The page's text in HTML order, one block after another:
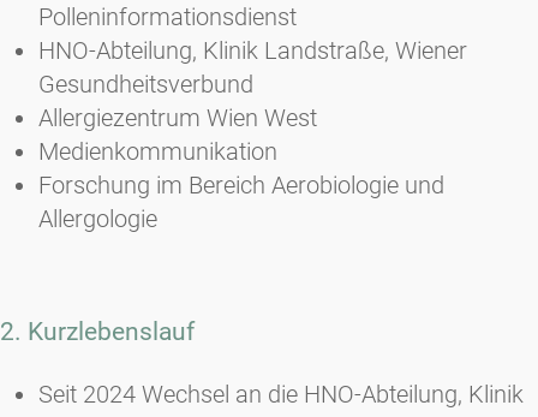
Polleninformationsdienst
HNO-Abteilung, Klinik Landstraße, Wiener
Gesundheitsverbund
Allergiezentrum Wien West
Medienkommunikation
Forschung im Bereich Aerobiologie und
Allergologie
2. Kurzlebenslauf
Seit 2024 Wechsel an die HNO-Abteilung, Klinik